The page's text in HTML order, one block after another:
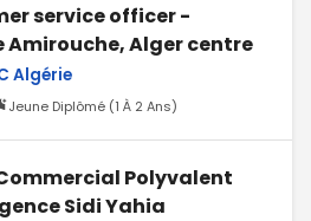
service officer -
Amirouche, Alger centre
Algérie
Jeune Diplômé (1 À 2 Ans)
Polyvalent
Sidi Yahia